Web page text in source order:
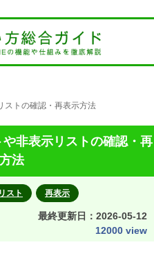
ストの確認・再表示方法
非表示リストの確認・再
法
スト 再表示
最終更新日： 2026-05-12
12000 view